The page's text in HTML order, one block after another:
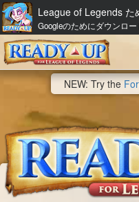
League of Legends た
Googleのためにダウンロー
NEW: Try the